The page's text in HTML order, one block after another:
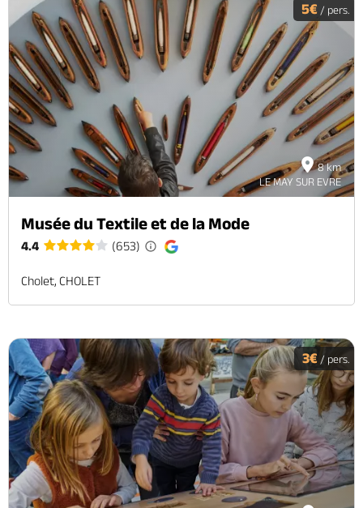
8 km
LE MAY SUR EVRE
5€ / pers.
Musée du Textile et de la Mode
4.4 (653)
Cholet, CHOLET
3€ / pers.